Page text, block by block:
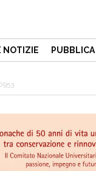
NOTIZIE PUBBLICA